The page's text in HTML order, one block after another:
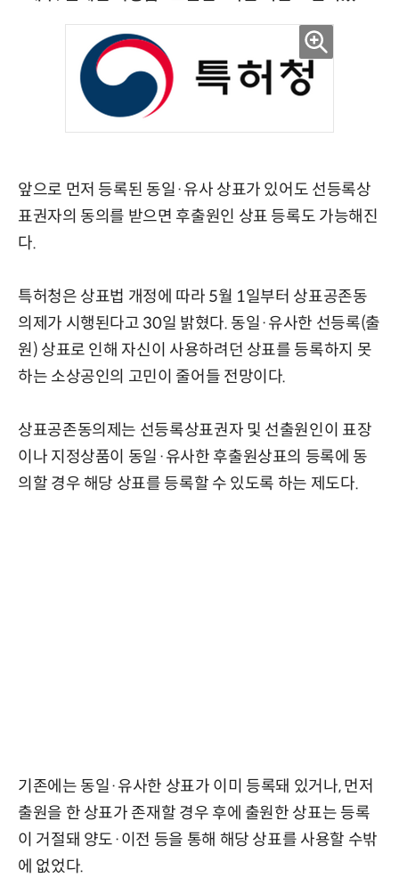
앞으로 먼저 등록된 동일·유사 상표가 있어도 선등록상
표권자의 동의를 받으면 후출원인 상표 등록도 가능해진
다.
특허청은 상표법 개정에 따라 5월 1일부터 상표공존동
의제가 시행된다고 30일 밝혔다. 동일·유사한 선등록(출
원) 상표로 인해 자신이 사용하려던 상표를 등록하지 못
하는 소상공인의 고민이 줄어들 전망이다.
상표공존동의제는 선등록상표권자 및 선출원인이 표장
이나 지정상품이 동일·유사한 후출원상표의 등록에 동
의할 경우 해당 상표를 등록할 수 있도록 하는 제도다.
기존에는 동일·유사한 상표가 이미 등록돼 있거나, 먼저
출원을 한 상표가 존재할 경우 후에 출원한 상표는 등록
이 거절돼 양도·이전 등을 통해 해당 상표를 사용할 수밖
에 없었다.